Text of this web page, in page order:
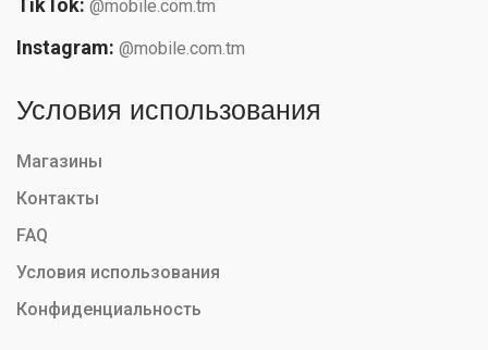
@mobile.com.tm
Instagram: @mobile.com.tm
Условия использования
Магазины
Контакты
FAQ
Условия использования
Конфиденциальность